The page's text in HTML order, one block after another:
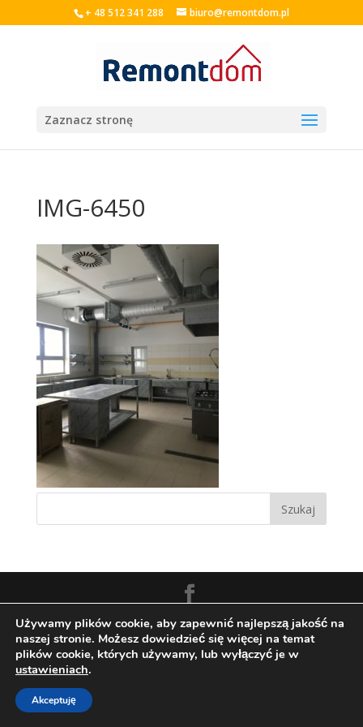
+ 48 512 341 288 biuro@remontdom.pl
Zaznacz stronę
IMG-6450
Zaprojektowane przez:Techio.pl
Używamy plików cookie, aby zapewnić najlepszą jakość na
naszej stronie. Możesz dowiedzieć się więcej na temat
plików cookie, których używamy, lub wyłączyć je w
ustawieniach.
Akceptuję